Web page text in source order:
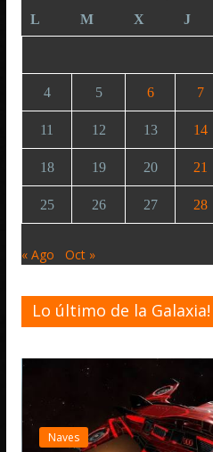
L
M X J
4 5 6 7
11 12 13 14
18 19 20 21
25 26 27 28
« Ago Oct »
Lo último de la Galaxia!